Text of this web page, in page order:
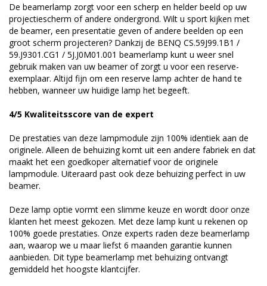
De beamerlamp zorgt voor een scherp en helder beeld op uw
projectiescherm of andere ondergrond. Wilt u sport kijken met
de beamer, een presentatie geven of andere beelden op een
groot scherm projecteren? Dankzij de BENQ CS.59J99.1B1 /
59.J9301.CG1 / 5J.J0M01.001 beamerlamp kunt u weer snel
gebruik maken van uw beamer of zorgt u voor een reserve-
exemplaar. Altijd fijn om een reserve lamp achter de hand te
hebben, wanneer uw huidige lamp het begeeft.
4/5 Kwaliteitsscore van de expert
De prestaties van deze lampmodule zijn 100% identiek aan de
originele. Alleen de behuizing komt uit een andere fabriek en dat
maakt het een goedkoper alternatief voor de originele
lampmodule. Uiteraard past ook deze behuizing perfect in uw
beamer.
Deze lamp optie vormt een slimme keuze en wordt door onze
klanten het meest gekozen. Met deze lamp kunt u rekenen op
100% goede prestaties. Onze experts raden deze beamerlamp
aan, waarop we u maar liefst 6 maanden garantie kunnen
aanbieden. Dit type beamerlamp met behuizing ontvangt
gemiddeld het hoogste klantcijfer.